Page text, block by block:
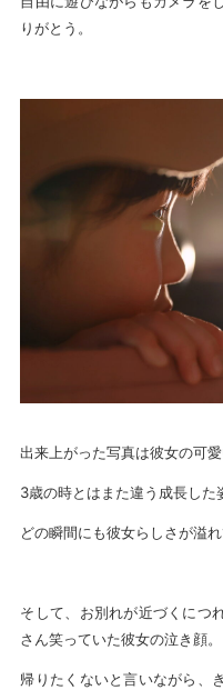
りがとう。
出来上がった写真は彼女の可
3歳の時とはまた違う成長した
どの瞬間にも彼女らしさが溢れ
そして、お別れが近づくにつ
さん笑っていた彼女の泣き顔。
帰りたくないと言いながら、